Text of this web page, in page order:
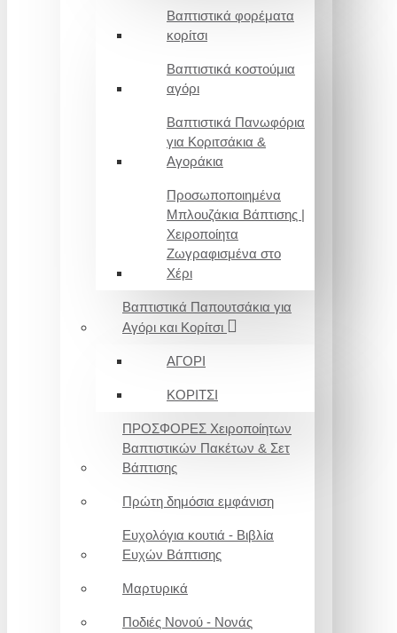
Βαπτιστικά φορέματα
κορίτσι
Βαπτιστικά κοστούμια
αγόρι
Βαπτιστικά Πανωφόρια
για Κοριτσάκια &
Αγοράκια
Προσωποποιημένα
Μπλουζάκια Βάπτισης |
Χειροποίητα
Ζωγραφισμένα στο
Χέρι
Βαπτιστικά Παπουτσάκια για
Αγόρι και Κορίτσι
ΑΓΟΡΙ
ΚΟΡΙΤΣΙ
ΠΡΟΣΦΟΡΕΣ Χειροποίητων
Βαπτιστικών Πακέτων & Σετ
Βάπτισης
Πρώτη δημόσια εμφάνιση
Ευχολόγια κουτιά - Βιβλία
Ευχών Βάπτισης
Μαρτυρικά
Ποδιές Νονού - Νονάς